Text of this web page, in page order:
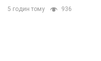
5 годин тому 936